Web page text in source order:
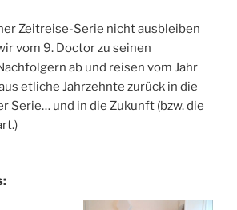
Zeitreise-Serie nicht ausbleiben
vom 9. Doctor zu seinen
ab und reisen vom Jahr
etliche Jahrzehnte zurück in die
Serie… und in die Zukunft (bzw. die